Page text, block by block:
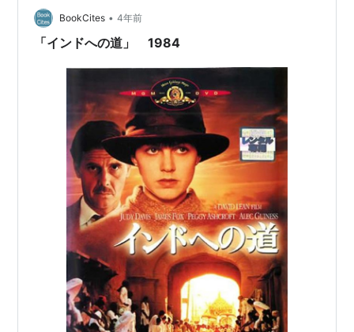
が起きてしまったと感じている。彼女が残念に思う気持
ちは理解できるが、だからと言…
BookCites • 4年前
「インドへの道」 1984